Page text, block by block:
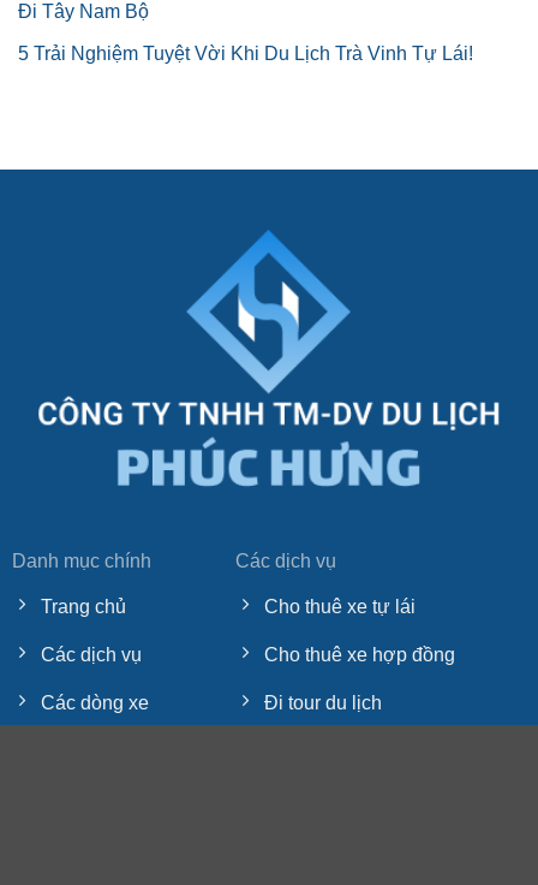
Đi Tây Nam Bộ
5 Trải Nghiệm Tuyệt Vời Khi Du Lịch Trà Vinh Tự Lái!
Danh mục chính
Trang chủ
Các dịch vụ
Các dòng xe
Các dịch vụ
Cho thuê xe tự lái
Cho thuê xe hợp đồng
Đi tour du lịch